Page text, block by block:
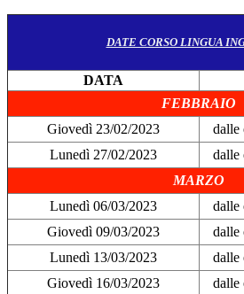
DATE CORSO LINGUA
DATA
FEBBRAIO
Giovedì 23/02/2023
dalle
Lunedì 27/02/2023
dalle
MARZO
Lunedì 06/03/2023
dalle
Giovedì 09/03/2023
dalle
Lunedì 13/03/2023
dalle
Giovedì 16/03/2023
dalle